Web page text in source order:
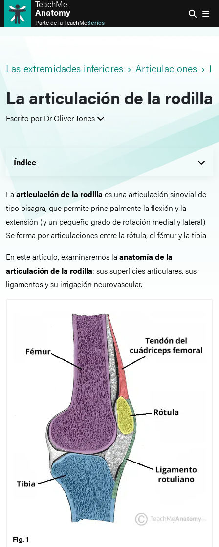
TeachMe
Anatomy
Parte de laTeachMeSeries
Las extremidades inferiores Articulaciones
La articulación de la rodilla
Escrito por Dr Oliver Jones
Índice
La articulación de la rodillaes una articulación sinovial de
tipo bisagra, que permite principalmente la flexión y la
extensión (y un pequeño grado de rotación medial y lateral).
Se forma por articulaciones entre la rótula, el fémur y la tibia.
En este artículo, examinaremos la anatomía de la
articulación de la rodilla: sus superficies articulares, sus
ligamentos y su irrigación neurovascular.
Fig. 1